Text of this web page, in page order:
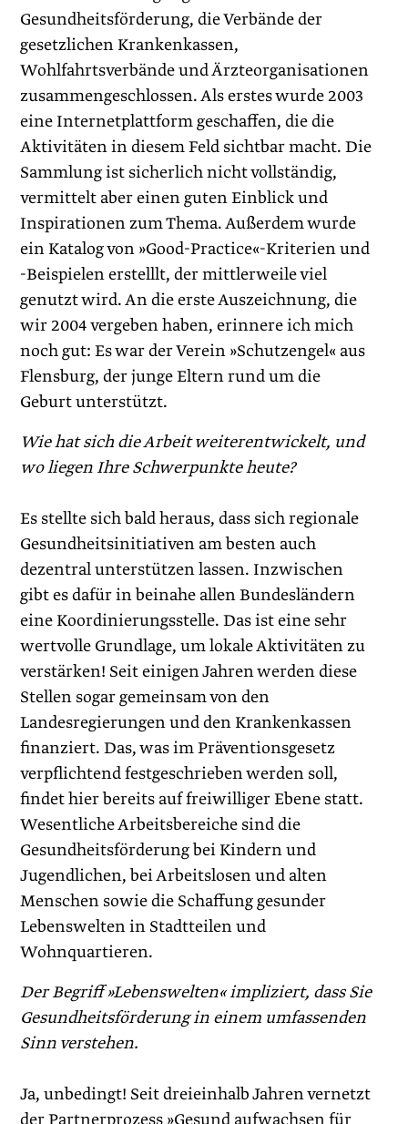
Gesundheitsförderung, die Verbände der
gesetzlichen Krankenkassen,
Wohlfahrtsverbände und Ärzteorganisationen
zusammengeschlossen. Als erstes wurde 2003
eine Internetplattform geschaffen, die die
Aktivitäten in diesem Feld sichtbar macht. Die
Sammlung ist sicherlich nicht vollständig,
vermittelt aber einen guten Einblick und
Inspirationen zum Thema. Außerdem wurde
ein Katalog von »Good-Practice«-Kriterien und
-Beispielen erstelllt, der mittlerweile viel
genutzt wird. An die erste Auszeichnung, die
wir 2004 vergeben haben, erinnere ich mich
noch gut: Es war der Verein »Schutzengel« aus
Flensburg, der junge Eltern rund um die
Geburt unterstützt.
Wie hat sich die Arbeit weiterentwickelt, und
wo liegen Ihre Schwerpunkte heute?
Es stellte sich bald heraus, dass sich regionale
Gesundheitsinitiativen am besten auch
dezentral unterstützen lassen. Inzwischen
gibt es dafür in beinahe allen Bundesländern
eine Koordinierungsstelle. Das ist eine sehr
wertvolle Grundlage, um lokale Aktivitäten zu
verstärken! Seit einigen Jahren werden diese
Stellen sogar gemeinsam von den
Landesregierungen und den Krankenkassen
finanziert. Das, was im Präventionsgesetz
verpflichtend festgeschrieben werden soll,
findet hier bereits auf freiwilliger Ebene statt.
Wesentliche Arbeitsbereiche sind die
Gesundheitsförderung bei Kindern und
Jugendlichen, bei Arbeitslosen und alten
Menschen sowie die Schaffung gesunder
Lebenswelten in Stadtteilen und
Wohnquartieren.
Der Begriff »Lebenswelten« impliziert, dass Sie
Gesundheitsförderung in einem umfassenden
Sinn verstehen.
Ja, unbedingt! Seit dreieinhalb Jahren vernetzt